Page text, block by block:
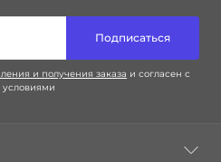
Подписаться
и получения заказа и согласен с
условиями